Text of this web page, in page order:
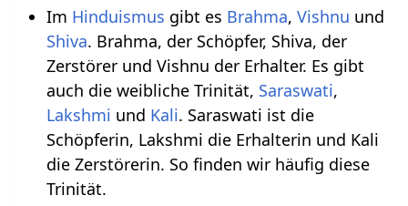
Im Hinduismus gibt es Brahma, Vishnu und
Shiva. Brahma, der Schöpfer, Shiva, der
Zerstörer und Vishnu der Erhalter. Es gibt
auch die weibliche Trinität, Saraswati,
Lakshmi und Kali. Saraswati ist die
Schöpferin, Lakshmi die Erhalterin und Kali
die Zerstörerin. So finden wir häufig diese
Trinität.